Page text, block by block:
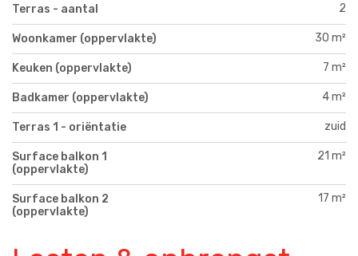
Terras - aantal 2
Woonkamer (oppervlakte) 30 m²
Keuken (oppervlakte) 7 m²
Badkamer (oppervlakte) 4 m²
Terras 1 - oriëntatie zuid
Surface balkon 1
(oppervlakte)
21 m²
Surface balkon 2
(oppervlakte)
17 m²